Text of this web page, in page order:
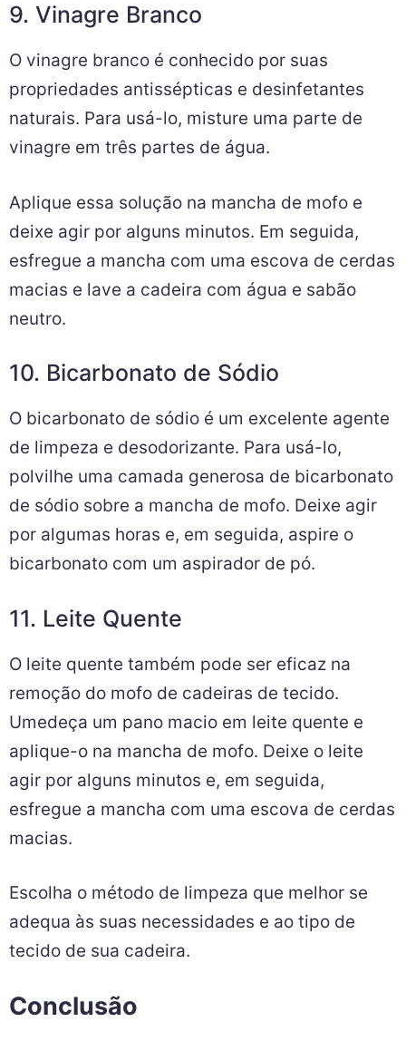
9. Vinagre Branco
O vinagre branco é conhecido por suas
propriedades antissépticas e desinfetantes
naturais. Para usá-lo, misture uma parte de
vinagre em três partes de água.
Aplique essa solução na mancha de mofo e
deixe agir por alguns minutos. Em seguida,
esfregue a mancha com uma escova de cerdas
macias e lave a cadeira com água e sabão
neutro.
10. Bicarbonato de Sódio
O bicarbonato de sódio é um excelente agente
de limpeza e desodorizante. Para usá-lo,
polvilhe uma camada generosa de bicarbonato
de sódio sobre a mancha de mofo. Deixe agir
por algumas horas e, em seguida, aspire o
bicarbonato com um aspirador de pó.
11. Leite Quente
O leite quente também pode ser eficaz na
remoção do mofo de cadeiras de tecido.
Umedeça um pano macio em leite quente e
aplique-o na mancha de mofo. Deixe o leite
agir por alguns minutos e, em seguida,
esfregue a mancha com uma escova de cerdas
macias.
Escolha o método de limpeza que melhor se
adequa às suas necessidades e ao tipo de
tecido de sua cadeira.
Conclusão